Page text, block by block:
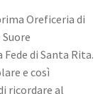
Oreficeria di
di Santa Rita.
e così
ricordare al